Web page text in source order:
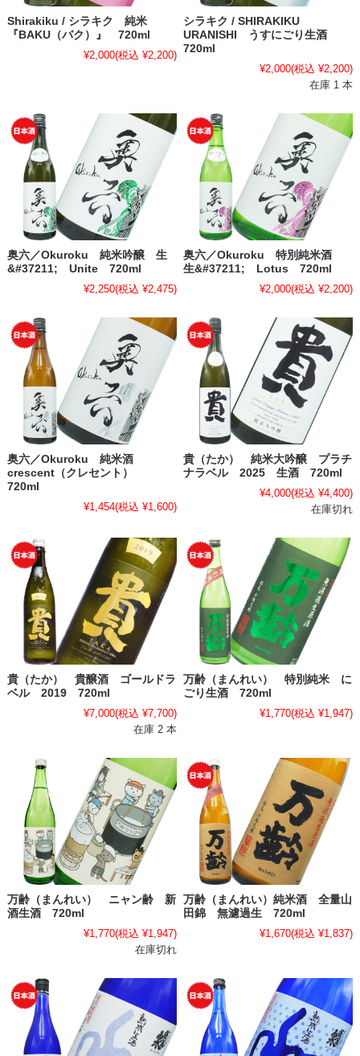
Shirakiku / シラキク 純米
『BAKU（バク）』 720ml
¥2,000(税込 ¥2,200)
シラキク / SHIRAKIKU
URANISHI うすにごり生酒
720ml
¥2,000(税込 ¥2,200)
在庫 1 本
奥六／Okuroku 純米吟醸 生
&#37211; Unite 720ml
¥2,250(税込 ¥2,475)
奥六／Okuroku 特別純米酒
生&#37211; Lotus 720ml
¥2,000(税込 ¥2,200)
奥六／Okuroku 純米酒
crescent（クレセント）
720ml
¥1,454(税込 ¥1,600)
貴（たか） 純米大吟醸 プラチ
ナラベル 2025 生酒 720ml
¥4,000(税込 ¥4,400)
在庫切れ
貴（たか） 貴醸酒 ゴールドラ
ベル 2019 720ml
¥7,000(税込 ¥7,700)
在庫 2 本
万齢（まんれい） 特別純米 に
ごり生酒 720ml
¥1,770(税込 ¥1,947)
万齢（まんれい） ニャン齢 新
酒生酒 720ml
¥1,770(税込 ¥1,947)
在庫切れ
万齢（まんれい）純米酒 全量山
田錦 無濾過生 720ml
¥1,670(税込 ¥1,837)